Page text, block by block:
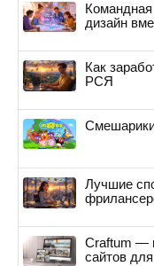
дизайн
Как
РСЯ
Лучшие
Craftum —
сайтов